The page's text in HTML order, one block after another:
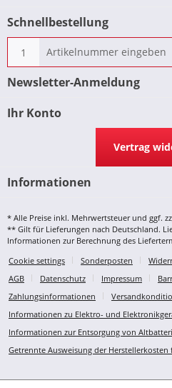
Schnellbestellung
Newsletter-Anmeldung
Ihr Konto
Vertrag
Informationen
* Alle Preise inkl. Mehrwertsteuer und ggf.
** Gilt für Lieferungen nach Deutschland.
Informationen zur Berechnung des
Cookie settings
Sonderposten
AGB
Datenschutz Impressum
Zahlungsinformationen
Informationen zu Elektro- und
Informationen zur Entsorgung von
Getrennte Ausweisung der Herstellerkosten